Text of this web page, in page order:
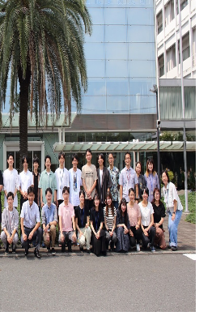
サイトマッ
サイトポリ